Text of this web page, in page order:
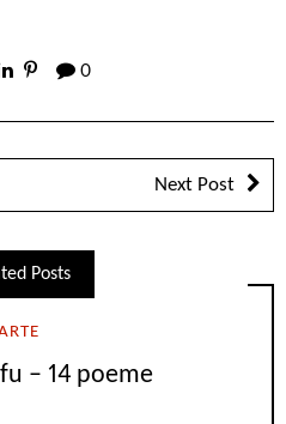
0
Next Post
Posts
– 14 poeme